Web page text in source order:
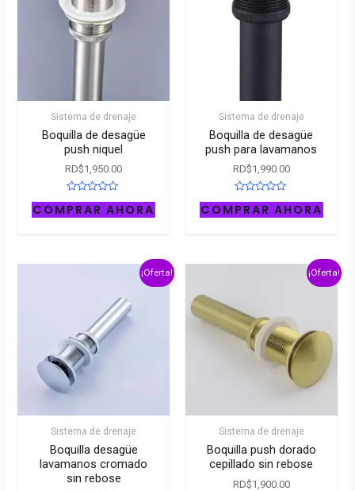
Sistema de drenaje
Boquilla de desagüe
push niquel
RD$1,950.00
Rated
0
out
COMPRAR AHORA
Sistema de drenaje
Boquilla de desagüe
push para lavamanos
RD$1,990.00
Rated
0
out
COMPRAR AHORA
¡Oferta!
Sistema de drenaje
Boquilla desagüe
lavamanos cromado
sin rebose
¡Oferta!
Sistema de drenaje
Boquilla push dorado
cepillado sin rebose
RD$1,900.00